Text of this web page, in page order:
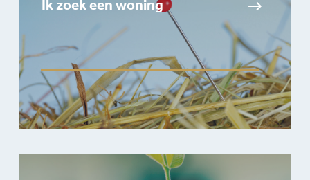
Ik zoek een woning